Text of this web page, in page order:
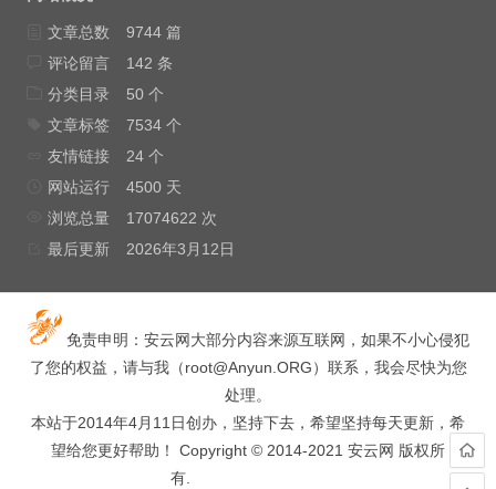
文章总数
9744 篇
评论留言
142 条
分类目录
50 个
文章标签
7534 个
友情链接
24 个
网站运行
4500 天
浏览总量
17074622 次
最后更新
2026年3月12日
免责申明：安云网大部分内容来源互联网，如果不小心侵犯
了您的权益，请与我（root@Anyun.ORG）联系，我会尽快为您
处理。
本站于2014年4月11日创办，坚持下去，希望坚持每天更新，希
望给您更好帮助！ Copyright © 2014-2021 安云网 版权所
有.